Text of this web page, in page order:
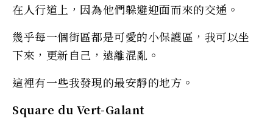
在人行道上，因為他們躲避迎面而來的交通。
幾乎每一個街區都是可愛的小保護區，我可以坐
下來，更新自己，遠離混亂。
這裡有一些我發現的最安靜的地方。
Square du Vert-Galant